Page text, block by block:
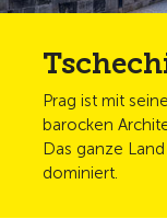
Prag ist mit
barocken
Das ganze
dominiert.